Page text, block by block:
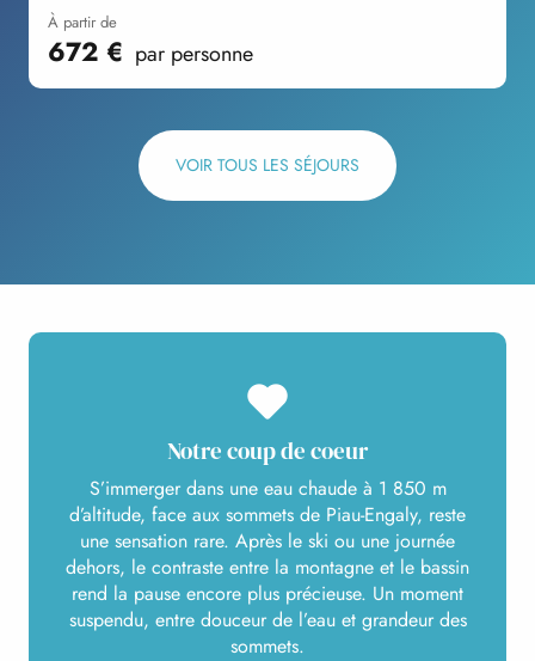
à partir de
672 € par personne
VOIR TOUS LES SÉJOURS
Notre coup de coeur
S’immerger dans une eau chaude à 1 850 m
d’altitude, face aux sommets de Piau-Engaly, reste
une sensation rare. Après le ski ou une journée
dehors, le contraste entre la montagne et le bassin
rend la pause encore plus précieuse. Un moment
suspendu, entre douceur de l’eau et grandeur des
sommets.